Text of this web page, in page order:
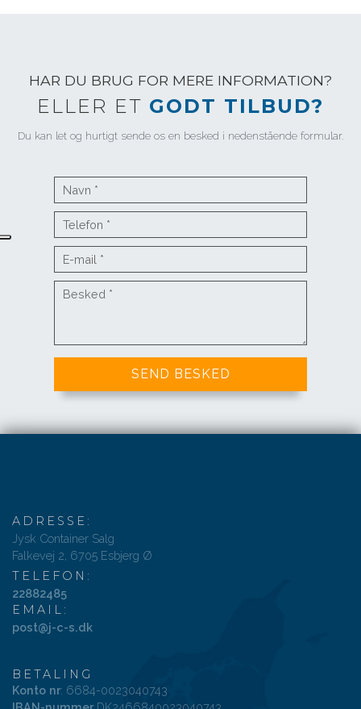
HAR DU BRUG FOR MERE INFORMATION?
ELLER ET GODT TILBUD?
Du kan let og hurtigt sende os en besked i nedenstående formular.
ADRESSE:
Jysk Container Salg
Falkevej 2, 6705 Esbjerg Ø
TELEFON:
22882485
EMAIL:
post@j-c-s.dk
BETALING
Konto nr: 6684-0023040743